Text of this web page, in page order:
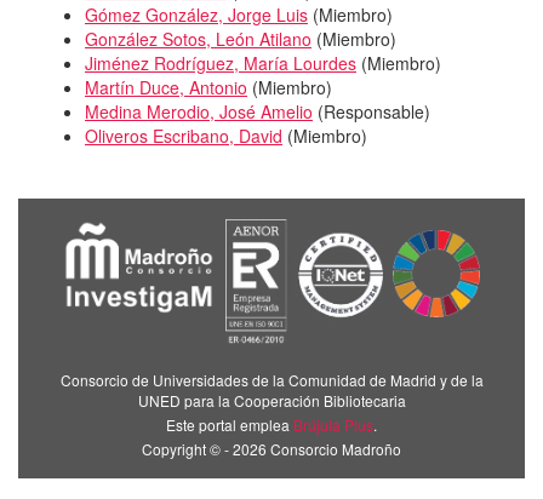
Gómez González, Jorge Luis (Miembro)
González Sotos, León Atilano (Miembro)
Jiménez Rodríguez, María Lourdes (Miembro)
Martín Duce, Antonio (Miembro)
Medina Merodio, José Amelio (Responsable)
Oliveros Escribano, David (Miembro)
Consorcio de Universidades de la Comunidad de Madrid y de la
UNED para la Cooperación Bibliotecaria
Este portal emplea Brújula Plus.
Copyright © - 2026 Consorcio Madroño